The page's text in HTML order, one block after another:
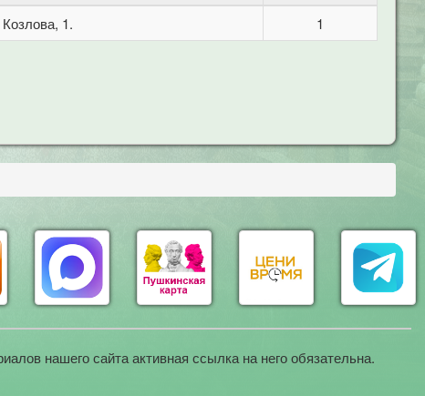
1. 1
нашего сайта активная ссылка на него обязательна.